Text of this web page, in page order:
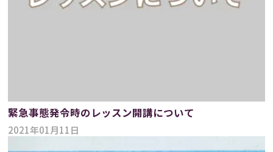
緊急事態発令時のレッスン開講について
2021年01月11日